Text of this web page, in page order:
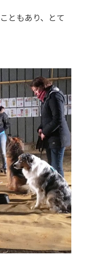
ともあり、とて